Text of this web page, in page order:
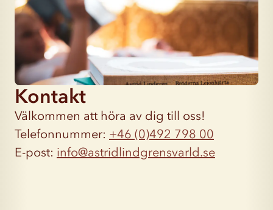
Kontakt
Välkommen att höra av dig till oss!
Telefonnummer: +46 (0)492 798 00
E-post: info@astridlindgrensvarld.se